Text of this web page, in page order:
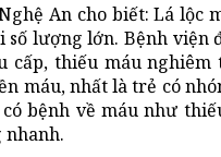
An cho biết: Lá
lượng lớn. Bệnh
cấp, thiếu máu
máu, nhất là trẻ có
bệnh về máu như
nhanh.